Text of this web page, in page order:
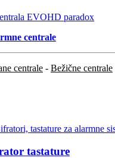
centrale
centrale - Bežične centrale
tastature